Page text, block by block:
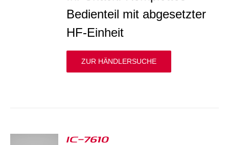
Bedienteil mit abgesetzter
HF-Einheit
ZUR HÄNDLERSUCHE
IC-7610